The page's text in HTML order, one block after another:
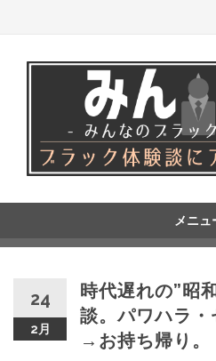
ス
ッ
メニュ
コ
24
2月
時代遅れの”昭
談。パワハラ
→お持ち帰り。